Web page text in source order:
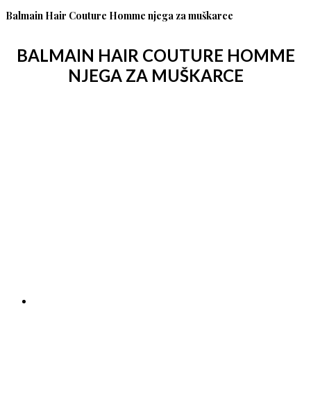
Balmain Hair Couture Homme njega za muškarce
BALMAIN HAIR COUTURE HOMME
NJEGA ZA MUŠKARCE